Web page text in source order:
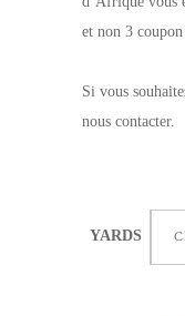
et non 3
Si vous
nous contacter.
YARDS